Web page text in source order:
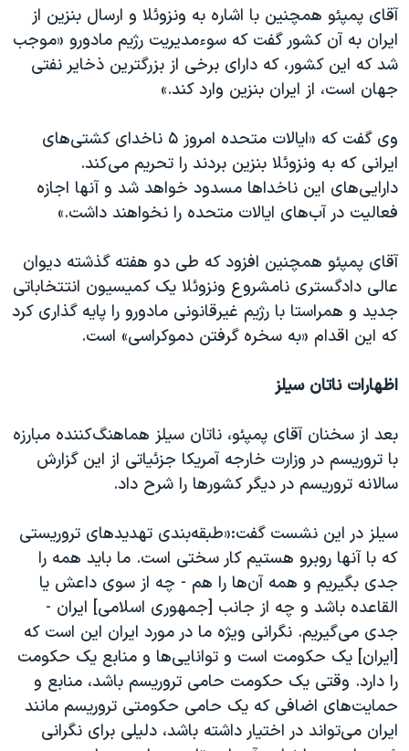
آقای پمپئو همچنین با اشاره به ونزوئلا و ارسال بنزین از
ایران به آن کشور گفت که سوءمدیریت رژیم مادورو «موجب
شد که این کشور، که دارای برخی از بزرگترین ذخایر نفتی
جهان است، از ایران بنزین وارد کند.»
وی گفت که «ایالات متحده امروز ۵ ناخدای کشتی‌های
ایرانی که به ونزوئلا بنزین بردند را تحریم می‌کند.
دارایی‌های این ناخداها مسدود خواهد شد و آنها اجازه
فعالیت در آب‌های ایالات متحده را نخواهند داشت.»
آقای پمپئو همچنین افزود که طی دو هفته گذشته دیوان
عالی دادگستری نامشروع ونزوئلا یک کمیسیون انتتخاباتی
جدید و همراستا با رژیم غیرقانونی مادورو را پایه گذاری کرد
که این اقدام «به سخره گرفتن دموکراسی» است.
اظهارات ناتان سیلز
بعد از سخنان آقای پمپئو، ناتان سیلز هماهنگ‌کننده مبارزه
با تروریسم در وزارت خارجه آمریکا جزئیاتی از این گزارش
سالانه تروریسم در دیگر کشورها را شرح داد.
سیلز در این نشست گفت:‌«طبقه‌بندی تهدیدهای تروریستی
که با آنها روبرو هستیم کار سختی است. ما باید همه را
جدی بگیریم و همه آن‌ها را هم - چه از سوی داعش یا
القاعده باشد و چه از جانب [جمهوری اسلامی] ایران -
جدی می‌گیریم. نگرانی ویژه ما در مورد ایران این است که
[ایران] یک حکومت است و توانایی‌ها و منابع یک حکومت
را دارد. وقتی یک حکومت حامی تروریسم باشد، منابع و
حمایت‌های اضافی که یک حامی حکومتی تروریسم مانند
ایران می‌تواند در اختیار داشته باشد، دلیلی برای نگرانی